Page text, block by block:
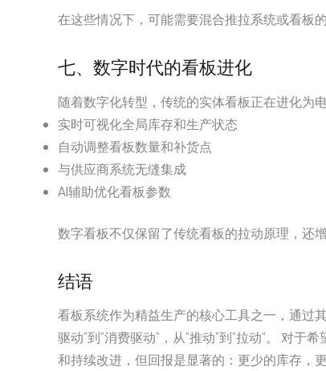
在这些情况下，可能需要混合推拉系统或看板的
七、数字时代的看板进化
随着数字化转型，传统的实体看板正在进化为
实时可视化全局库存和生产状态
自动调整看板数量和补货点
与供应商系统无缝集成
AI辅助优化看板参数
数字看板不仅保留了传统看板的拉动原理，还
结语
看板系统作为精益生产的核心工具之一，通过
驱动”到”消费驱动”，从”推动”到”拉动”。 对
和持续改进，但回报是显著的：更少的库存，